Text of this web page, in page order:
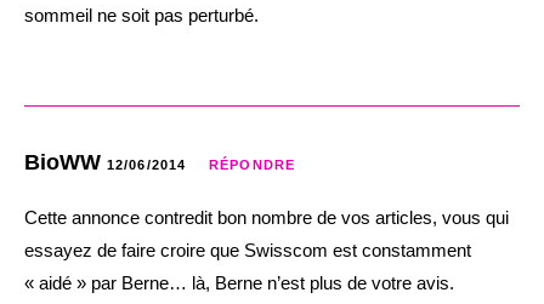
sommeil ne soit pas perturbé.
BioWW 12/06/2014 RÉPONDRE
Cette annonce contredit bon nombre de vos articles, vous qui
essayez de faire croire que Swisscom est constamment
« aidé » par Berne… là, Berne n’est plus de votre avis.